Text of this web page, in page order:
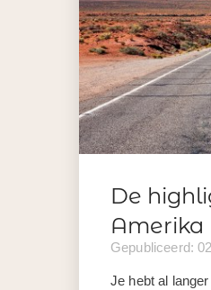
De
Amerika
Gepubliceerd:
Je hebt al